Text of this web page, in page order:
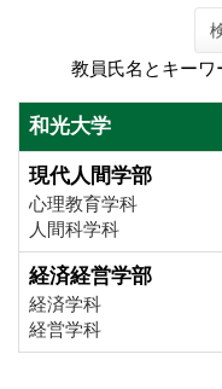
教員氏名とキーワ
和光大学
現代人間学部
心理教育学科
人間科学科
経済経営学部
経済学科
経営学科